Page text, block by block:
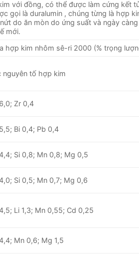
với đồng, có thể được làm cứng kết
gọi là duralumin , chúng từng là hợp
do ăn mòn do ứng suất và ngày
mới.
hợp kim nhôm sê-ri 2000 (% trọng
nguyên tố hợp kim
Zr 0,4
Bi 0,4; Pb 0,4
Si 0,8; Mn 0,8; Mg 0,5
Si 0,5; Mn 0,7; Mg 0,6
Li 1,3; Mn 0,55; Cd 0,25
Mn 0,6; Mg 1,5